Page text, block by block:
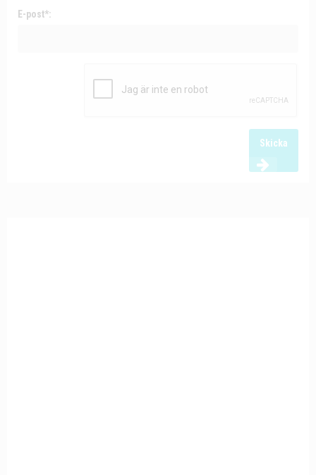
E-post*:
Skicka